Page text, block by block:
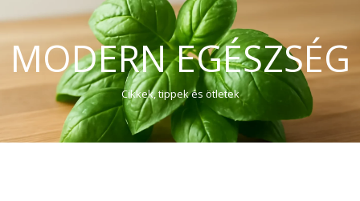
MODERN EGÉSZSÉG
Cikkek, tippek és ötletek